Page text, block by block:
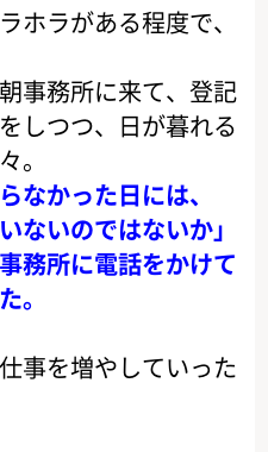
ホラがある程度で、
事務所に来て、登記
しつつ、日が暮れる
。
なかった日には、
ないのではないか」
務所に電話をかけて
。
事を増やしていった